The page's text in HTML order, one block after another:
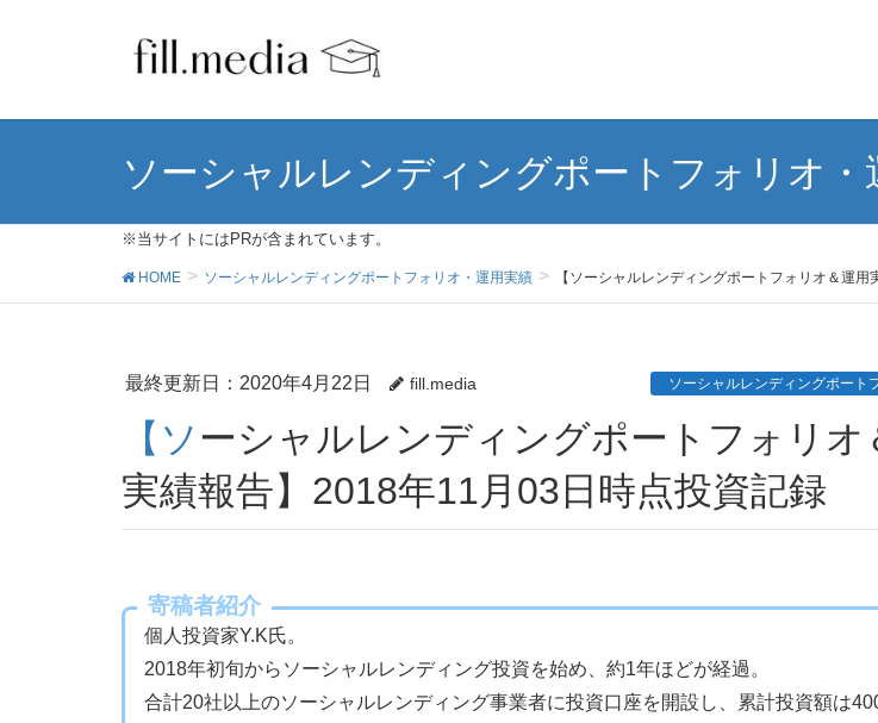
ソーシャルレンディングポートフォリオ・
※当サイトにはPRが含まれています。
HOME ソーシャルレンディングポートフォリオ・運用実績 【ソーシャルレンディングポートフォリオ＆運
最終更新日：2020年4月22日 fill.media ソーシャルレンディングポート
【ソーシャルレンディングポートフォリオ＆運用
実績報告】2018年11月03日時点投資記録
寄稿者紹介
個人投資家Y.K氏。
2018年初旬からソーシャルレンディング投資を始め、約1年ほどが経過。
合計20社以上のソーシャルレンディング事業者に投資口座を開設し、累計投資額は